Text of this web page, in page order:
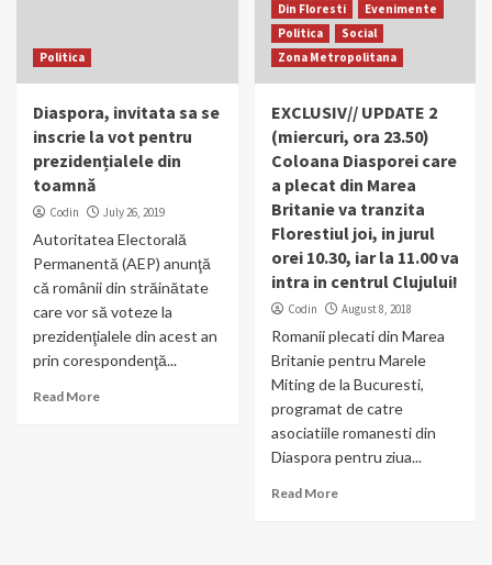
Politica
Diaspora, invitata sa se
inscrie la vot pentru
prezidențialele din
toamnă
Codin July 26, 2019
Autoritatea Electorală
Permanentă (AEP) anunţă
că românii din străinătate
care vor să voteze la
prezidenţialele din acest an
prin corespondenţă...
Read More
Din Floresti
Evenimente
Politica
Social
Zona Metropolitana
EXCLUSIV// UPDATE 2
(miercuri, ora 23.50)
Coloana Diasporei care
a plecat din Marea
Britanie va tranzita
Florestiul joi, in jurul
orei 10.30, iar la 11.00 va
intra in centrul Clujului!
Codin August 8, 2018
Romanii plecati din Marea
Britanie pentru Marele
Miting de la Bucuresti,
programat de catre
asociatiile romanesti din
Diaspora pentru ziua...
Read More